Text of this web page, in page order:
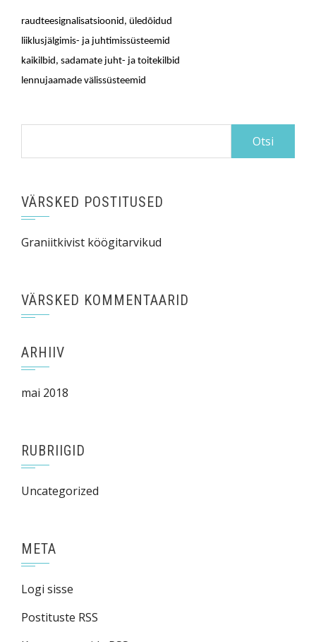
raudteesignalisatsioonid, üledõidud
liiklusjälgimis- ja juhtimissüsteemid
kaikilbid, sadamate juht- ja toitekilbid
lennujaamade välissüsteemid
VÄRSKED POSTITUSED
Graniitkivist köögitarvikud
VÄRSKED KOMMENTAARID
ARHIIV
mai 2018
RUBRIIGID
Uncategorized
META
Logi sisse
Postituste RSS